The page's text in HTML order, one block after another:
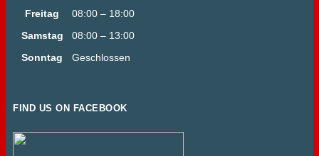
Freitag
08:00 – 18:00
Samstag
08:00 – 13:00
Sonntag
Geschlossen
FIND US ON FACEBOOK